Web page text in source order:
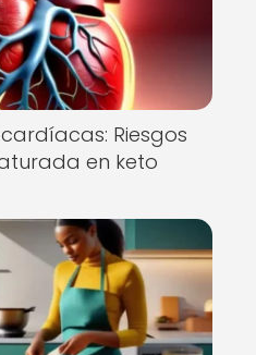
Riesgos
en keto